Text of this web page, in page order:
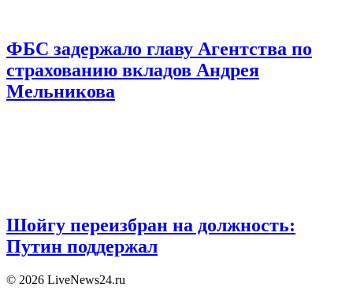
ФБС задержало главу Агентства по
страхованию вкладов Андрея
Мельникова
Шойгу переизбран на должность:
Путин поддержал
© 2026 LiveNews24.ru